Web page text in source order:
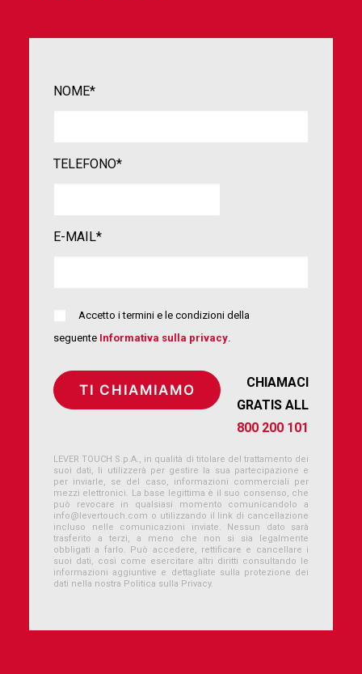
NOME*
TELEFONO*
E-MAIL*
Accetto i termini e le condizioni della
seguente Informativa sulla privacy.
CHIAMACI
GRATIS ALL
800 200 101
LEVER TOUCH S.p.A., in qualità di titolare del trattamento dei
suoi dati, li utilizzerà per gestire la sua partecipazione e
per inviarle, se del caso, informazioni commerciali per
mezzi elettronici. La base legittima è il suo consenso, che
può revocare in qualsiasi momento comunicandolo a
info@levertouch.com o utilizzando il link di cancellazione
incluso nelle comunicazioni inviate. Nessun dato sarà
trasferito a terzi, a meno che non si sia legalmente
obbligati a farlo. Può accedere, rettificare e cancellare i
suoi dati, così come esercitare altri diritti consultando le
informazioni aggiuntive e dettagliate sulla protezione dei
dati nella nostra Politica sulla Privacy.